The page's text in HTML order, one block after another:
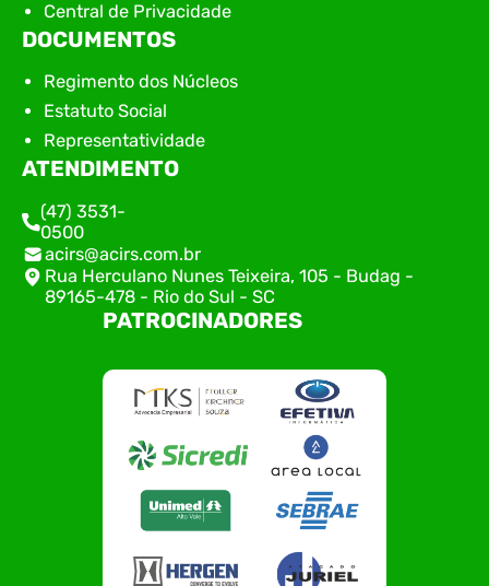
Central de Privacidade
DOCUMENTOS
Regimento dos Núcleos
Estatuto Social
Representatividade
ATENDIMENTO
(47) 3531-
0500
acirs@acirs.com.br
Rua Herculano Nunes Teixeira, 105 - Budag -
89165-478 - Rio do Sul - SC
PATROCINADORES